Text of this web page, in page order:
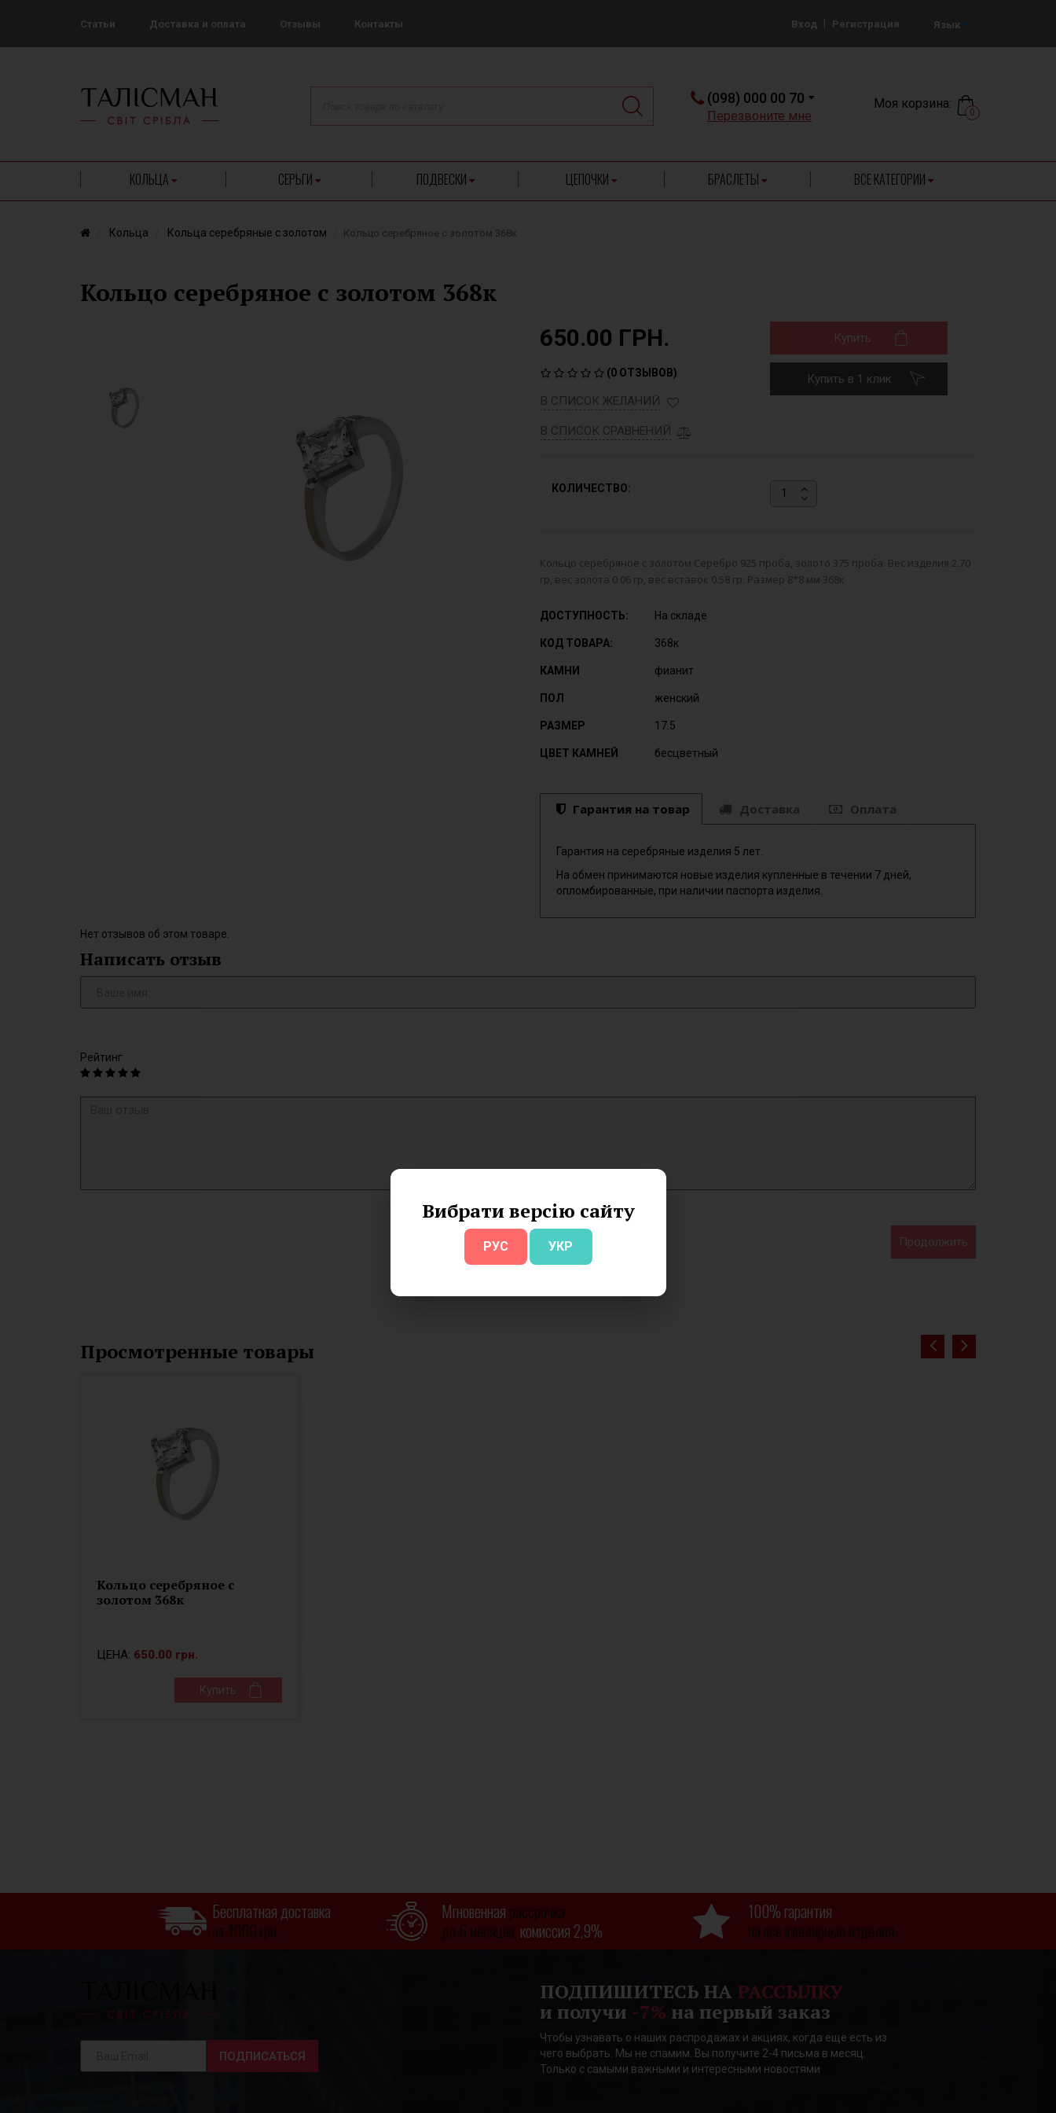
Статьи Доставка и оплата Отзывы Контакты Вход Регистрация Язык
(098) 000 00 70
Перезвоните мне
Моя корзина:
0
КОЛЬЦА СЕРЬГИ ПОДВЕСКИ ЦЕПОЧКИ БРАСЛЕТЫ ВСЕ КАТЕГОРИИ
Вибрати версію сайту
РУС УКР
Кольца Кольца серебряные с золотом Кольцо серебряное с золотом 368к
Кольцо серебряное с золотом 368к
650.00 ГРН.
(0 ОТЗЫВОВ)
В СПИСОК ЖЕЛАНИЙ
В СПИСОК СРАВНЕНИЙ
Купить
Купить в 1 клик
КОЛИЧЕСТВО:
Кольцо серебряное с золотом Серебро 925 проба, золото 375 проба. Вес изделия 2.70
гр, вес золота 0.06 гр, вес вставок 0.58 гр. Размер 8*8 мм 368к
ДОСТУПНОСТЬ: На складе
КОД ТОВАРА: 368к
КАМНИ фианит
ПОЛ женский
РАЗМЕР 17.5
ЦВЕТ КАМНЕЙ бесцветный
Гарантия на товар Доставка Оплата
Гарантия на серебряные изделия 5 лет.
На обмен принимаются новые изделия купленные в течении 7 дней,
опломбированные, при наличии паспорта изделия.
Нет отзывов об этом товаре.
Написать отзыв
Рейтинг
Продолжить
Просмотренные товары
Кольцо серебряное с
золотом 368к
ЦЕНА: 650.00 грн.
Купить
Бесплатная доставка
от 1000 грн.
Мгновенная рассрочка
до 6 месяцев, комиссия 2,9%
100% гарантия
на все ювелирные изделия
ПОДПИСАТЬСЯ
ПОДПИШИТЕСЬ НА РАССЫЛКУ
и получи -7% на первый заказ
Чтобы узнавать о наших распродажах и акциях, когда еще есть из
чего выбрать. Мы не спамим. Вы получите 2-4 письма в месяц.
Только с самыми важными и интересными новостями